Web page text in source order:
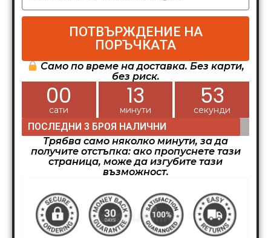
ПОТВЪРЖДЕНИЕ НА
ПОРЪЧКАТА
Само по време на доставка. Без карти,
без риск.
00
сати 13
минути 52
секунди
ПОСЛЕДНИ 3 БРОЯ НАЛИЧНИ
Трябва само няколко минути, за да
получите отстъпка: ако пропуснете тази
страница, може да изгубите тази
възможност.